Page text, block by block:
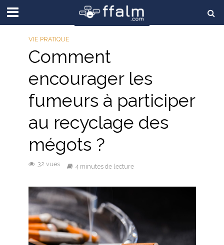
VIE PRATIQUE
Comment
encourager les
fumeurs à participer
au recyclage des
mégots ?
32 vues 4 minutes de lecture